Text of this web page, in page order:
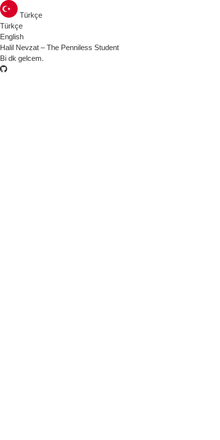
Türkçe
Türkçe
English
Halil Nevzat – The Penniless Student
Bi dk gelcem.